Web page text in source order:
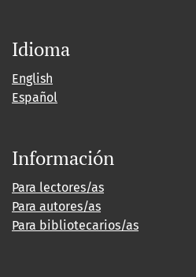
Idioma
English
Español
Información
Para lectores/as
Para autores/as
Para bibliotecarios/as